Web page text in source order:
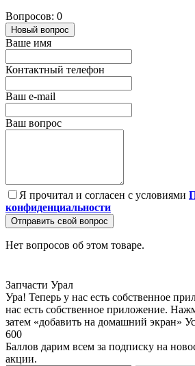
Вопросов: 0
Новый вопрос
Ваше имя
Контактный телефон
Ваш e-mail
Ваш вопрос
Я прочитал и согласен с условиями
конфиденциальности
Отправить свой вопрос
Нет вопросов об этом товаре.
Запчасти Урал
Ура! Теперь у нас есть собственное
нас есть собственное приложение.
затем «добавить на домашний экран»
600
Баллов дарим всем за подписку на
акции.